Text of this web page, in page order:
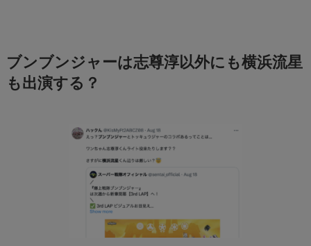
ブンブンジャーは志尊淳以外にも横浜流星
も出演する？